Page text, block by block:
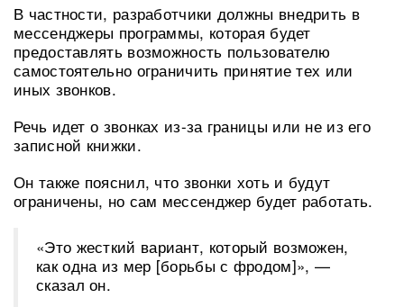
В частности, разработчики должны внедрить в
мессенджеры программы, которая будет
предоставлять возможность пользователю
самостоятельно ограничить принятие тех или
иных звонков.
Речь идет о звонках из-за границы или не из его
записной книжки.
Он также пояснил, что звонки хоть и будут
ограничены, но сам мессенджер будет работать.
«Это жесткий вариант, который возможен,
как одна из мер [борьбы с фродом]», —
сказал он.